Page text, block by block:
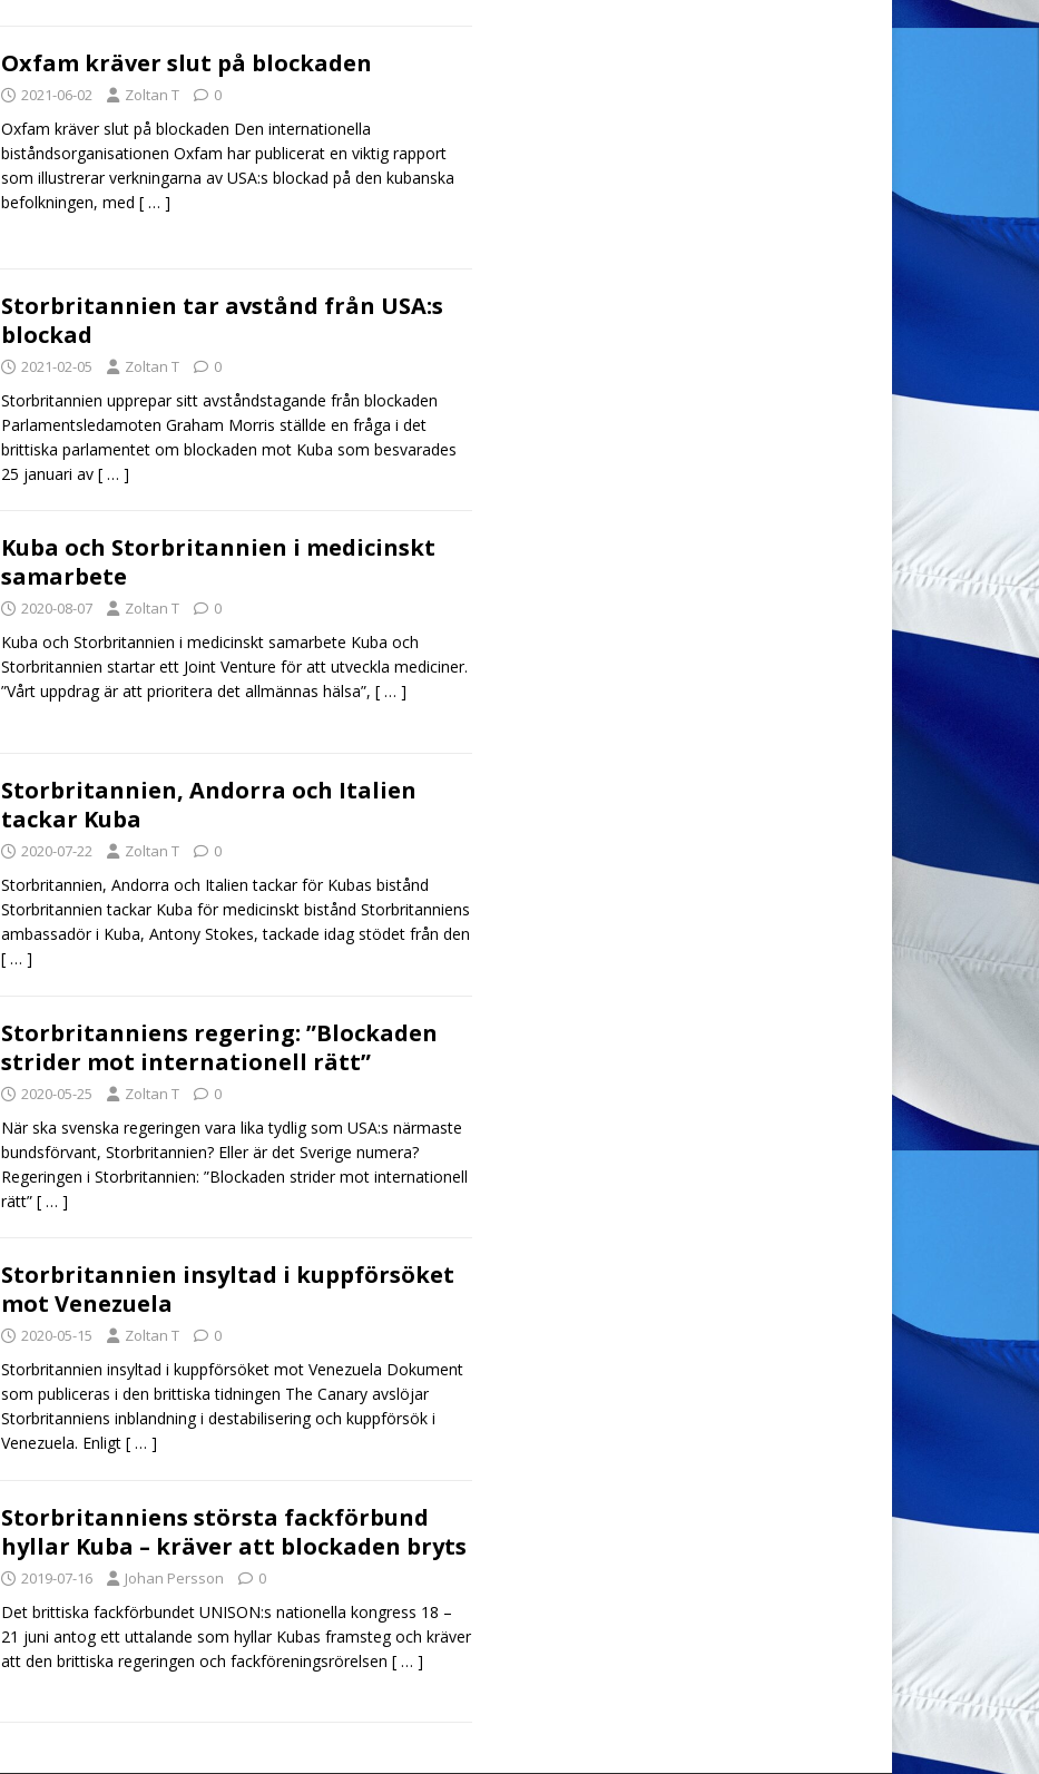
Oxfam kräver slut på blockaden
2021-06-02 Zoltan T 0
Oxfam kräver slut på blockaden Den internationella
biståndsorganisationen Oxfam har publicerat en viktig rapport
som illustrerar verkningarna av USA:s blockad på den kubanska
befolkningen, med [ … ]
Storbritannien tar avstånd från USA:s
blockad
2021-02-05 Zoltan T 0
Storbritannien upprepar sitt avståndstagande från blockaden
Parlamentsledamoten Graham Morris ställde en fråga i det
brittiska parlamentet om blockaden mot Kuba som besvarades
25 januari av [ … ]
Kuba och Storbritannien i medicinskt
samarbete
2020-08-07 Zoltan T 0
Kuba och Storbritannien i medicinskt samarbete Kuba och
Storbritannien startar ett Joint Venture för att utveckla mediciner.
”Vårt uppdrag är att prioritera det allmännas hälsa”, [ … ]
Storbritannien, Andorra och Italien
tackar Kuba
2020-07-22 Zoltan T 0
Storbritannien, Andorra och Italien tackar för Kubas bistånd
Storbritannien tackar Kuba för medicinskt bistånd Storbritanniens
ambassadör i Kuba, Antony Stokes, tackade idag stödet från den
[ … ]
Storbritanniens regering: ”Blockaden
strider mot internationell rätt”
2020-05-25 Zoltan T 0
När ska svenska regeringen vara lika tydlig som USA:s närmaste
bundsförvant, Storbritannien? Eller är det Sverige numera?
Regeringen i Storbritannien: ”Blockaden strider mot internationell
rätt” [ … ]
Storbritannien insyltad i kuppförsöket
mot Venezuela
2020-05-15 Zoltan T 0
Storbritannien insyltad i kuppförsöket mot Venezuela Dokument
som publiceras i den brittiska tidningen The Canary avslöjar
Storbritanniens inblandning i destabilisering och kuppförsök i
Venezuela. Enligt [ … ]
Storbritanniens största fackförbund
hyllar Kuba – kräver att blockaden bryts
2019-07-16 Johan Persson 0
Det brittiska fackförbundet UNISON:s nationella kongress 18 –
21 juni antog ett uttalande som hyllar Kubas framsteg och kräver
att den brittiska regeringen och fackföreningsrörelsen [ … ]